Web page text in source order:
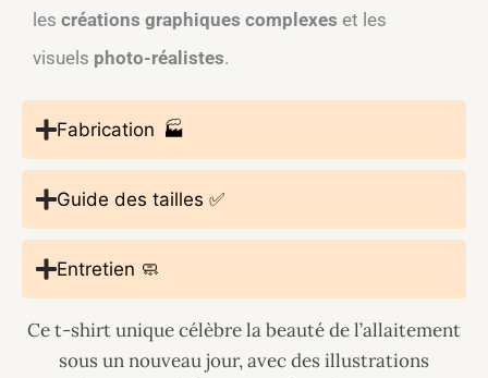
les créations graphiques complexes et les
visuels photo-réalistes.
Fabrication 🏭
Guide des tailles ✅
Entretien 🧼
Ce t-shirt unique célèbre la beauté de l’allaitement
sous un nouveau jour, avec des illustrations